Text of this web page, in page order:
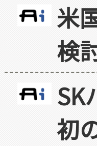
米
検
SK
初